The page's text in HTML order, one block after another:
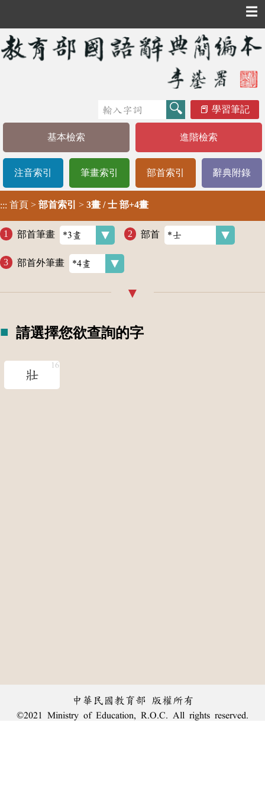
☰
學習筆記
基本檢索 進階檢索
注音索引 筆畫索引 部首索引 辭典附錄
::: 首頁 > 部首索引 > 3畫 / 士 部+4畫
部首筆畫 部首
部首外筆畫
請選擇您欲查詢的字
壯
中華民國教育部 版權所有
©2021 Ministry of Education, R.O.C. All rights reserved.